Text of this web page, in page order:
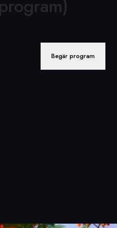
Begär program